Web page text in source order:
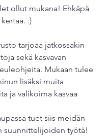
ollut mukana! Ehkäpä
:)
tarjoaa jatkossakin
sekä kasvavan
Mukaan tulee
lisäksi muita
ja valikoima kasvaa
tuet siis meidän
suunnittelijoiden työtä!